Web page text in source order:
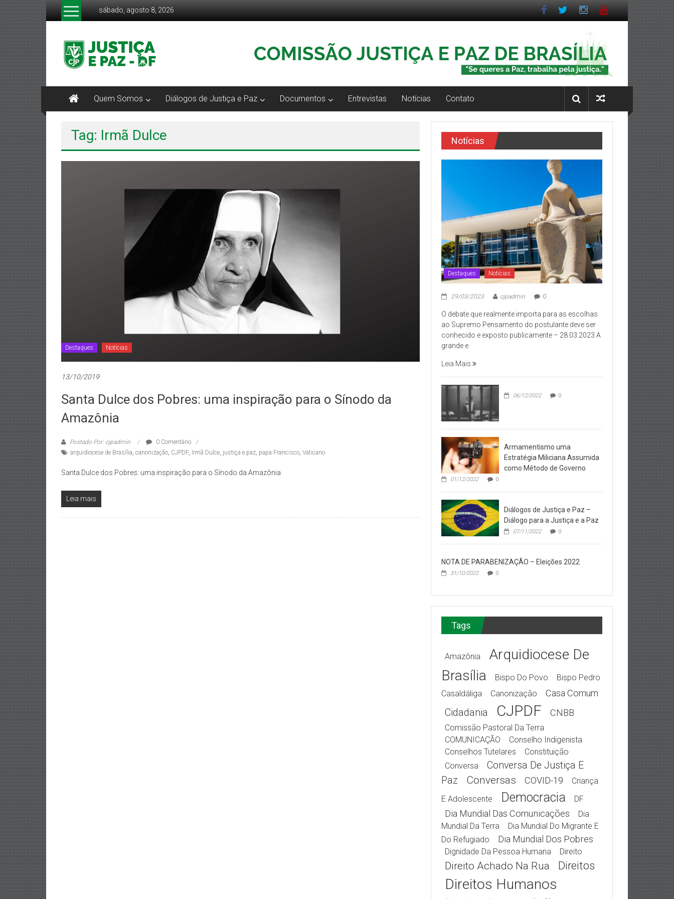
sábado, agosto 8, 2026
CJP-
DF
Paz
Arquidiocese
de
Quem Somos Diálogos de Justiça e Paz Documentos Entrevistas Notícias Contato
Tag: Irmã Dulce
Destaques Notícias
13/10/2019
Santa Dulce dos Pobres: uma inspiração para o Sínodo da
Amazônia
Postado Por: cjpadmin
0 Comentário
arquidiocese de Brasília, canonização, CJPDF, Irmã Dulce, justiça e paz, papa Francisco, Vaticano
Santa Dulce dos Pobres: uma inspiração para o Sínodo da Amazônia
Leia mais
Notícias
Destaques Notícias
29/03/2023 cjpadmin 0
O debate que realmente importa para as escolhas
ao Supremo Pensamento do postulante deve ser
conhecido e exposto publicamente – 28.03.2023 A
grande e
Leia Mais
06/12/2022 0
Armamentismo uma
Estratégia Miliciana Assumida
como Método de Governo
01/12/2022 0
Diálogos de Justiça e Paz –
Diálogo para a Justiça e a Paz
07/11/2022 0
NOTA DE PARABENIZAÇÃO – Eleições 2022
31/10/2022 0
Tags
Amazônia
Arquidiocese De
Brasília
Bispo Do Povo
Bispo Pedro
Casaldáliga
Canonização Casa Comum
Cidadania CJPDF CNBB
Comissão Pastoral Da Terra
COMUNICAÇÃO
Conselho Indigenista
Conselhos Tutelares
Constituição
Conversa
Conversa De Justiça E
Paz
Conversas COVID-19
Criança
E Adolescente
Democracia DF
Dia Mundial Das Comunicações
Dia
Mundial Da Terra
Dia Mundial Do Migrante E
Do Refugiado
Dia Mundial Dos Pobres
Dignidade Da Pessoa Humana Direito
Direito Achado Na Rua Direitos
Direitos Humanos